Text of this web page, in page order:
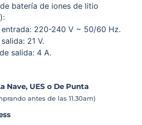
batería de iones de litio
220-240 V ~ 50/60 Hz.
21 V.
salida: 4 A.
Nave, UES o De Punta
antes de las 11.30am)